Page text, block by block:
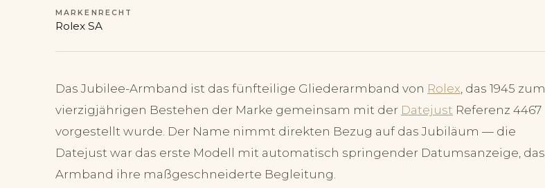
MARKENRECHT
Rolex SA
Das Jubilee-Armband ist das fünfteilige Gliederarmband von Rolex, das 1945 zum
vierzigjährigen Bestehen der Marke gemeinsam mit der Datejust Referenz 4467
vorgestellt wurde. Der Name nimmt direkten Bezug auf das Jubiläum — die
Datejust war das erste Modell mit automatisch springender Datumsanzeige, das
Armband ihre maßgeschneiderte Begleitung.